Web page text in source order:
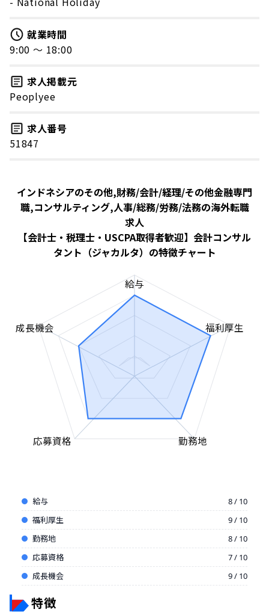
就業時間
9:00 〜 18:00
求人掲載元
Peoplyee
求人番号
51847
インドネシアのその他,財務/会計/経理/その他金融専門
職,コンサルティング,人事/総務/労務/法務の海外転職
求人
【会計士・税理士・USCPA取得者歓迎】会計コンサル
タント（ジャカルタ）の特徴チャート
給与
福利厚生
勤務地
応募資格
成長機会
給与
8 / 10
福利厚生
9 / 10
勤務地
8 / 10
応募資格
7 / 10
成長機会
9 / 10
特徴